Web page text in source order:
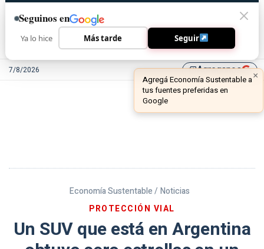
7/8/2026 library_addAgreganos
Economía Sustentable / Noticias
PROTECCIÓN VIAL
Un SUV que está en Argentina
Seguinos en
Ya lo hice Más tarde Seguir